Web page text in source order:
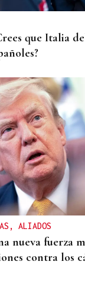
que Italia
ALIADOS
nueva fuerza
contra los